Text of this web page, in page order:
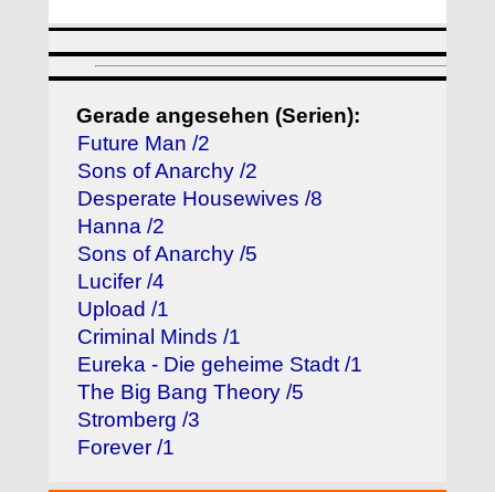
Gerade angesehen (Serien):
Future Man /2
Sons of Anarchy /2
Desperate Housewives /8
Hanna /2
Sons of Anarchy /5
Lucifer /4
Upload /1
Criminal Minds /1
Eureka - Die geheime Stadt /1
The Big Bang Theory /5
Stromberg /3
Forever /1